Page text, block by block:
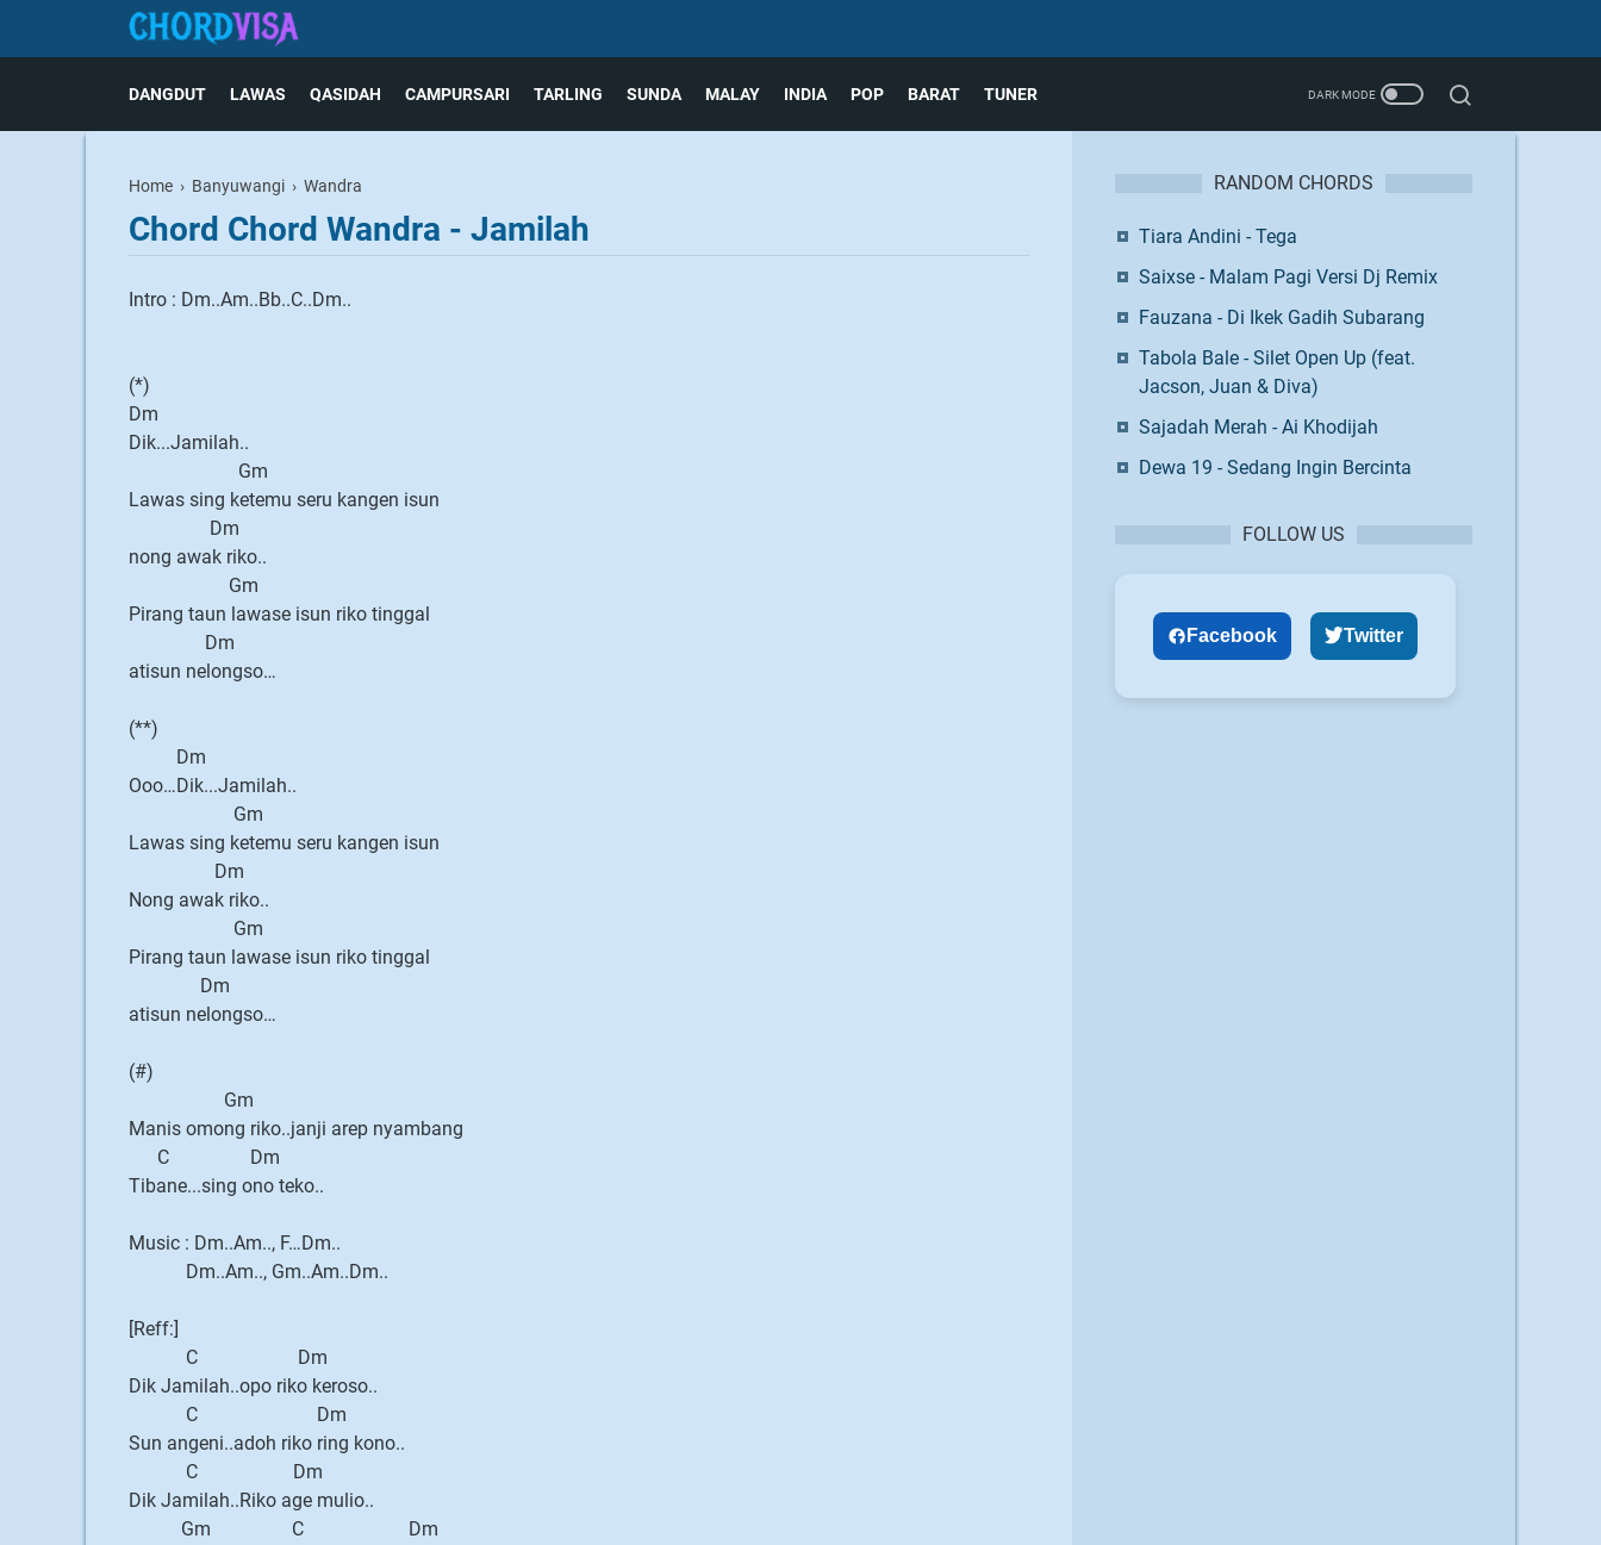
DANGDUT LAWAS QASIDAH CAMPURSARI TARLING SUNDA MALAY INDIA POP BARAT TUNER
Home › Banyuwangi › Wandra
Chord Chord Wandra - Jamilah
Intro : Dm..Am..Bb..C..Dm..
(*)
Dm
Dik...Jamilah..
Gm
Lawas sing ketemu seru kangen isun
Dm
nong awak riko..
Gm
Pirang taun lawase isun riko tinggal
Dm
atisun nelongso…
(**)
Dm
Ooo…Dik...Jamilah..
Gm
Lawas sing ketemu seru kangen isun
Dm
Nong awak riko..
Gm
Pirang taun lawase isun riko tinggal
Dm
atisun nelongso…
(#)
Gm
Manis omong riko..janji arep nyambang
C Dm
Tibane...sing ono teko..
Music : Dm..Am.., F…Dm..
Dm..Am.., Gm..Am..Dm..
[Reff:]
C Dm
Dik Jamilah..opo riko keroso..
C Dm
Sun angeni..adoh riko ring kono..
C Dm
Dik Jamilah..Riko age mulio..
Gm C Dm
RANDOM CHORDS
Tiara Andini - Tega
Saixse - Malam Pagi Versi Dj Remix
Fauzana - Di Ikek Gadih Subarang
Tabola Bale - Silet Open Up (feat.
Jacson, Juan & Diva)
Sajadah Merah - Ai Khodijah
Dewa 19 - Sedang Ingin Bercinta
FOLLOW US
Facebook Twitter